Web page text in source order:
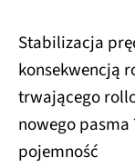
Stabilizacja
konsekwencją
trwającego
nowego pasma
pojemność